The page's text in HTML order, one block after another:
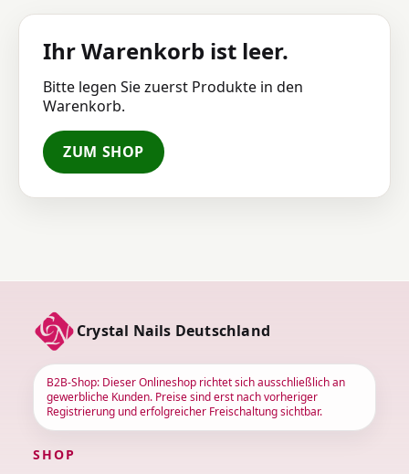
Ihr Warenkorb ist leer.
Bitte legen Sie zuerst Produkte in den
Warenkorb.
ZUM SHOP
Crystal Nails Deutschland
B2B-Shop: Dieser Onlineshop richtet sich ausschließlich an
gewerbliche Kunden. Preise sind erst nach vorheriger
Registrierung und erfolgreicher Freischaltung sichtbar.
SHOP